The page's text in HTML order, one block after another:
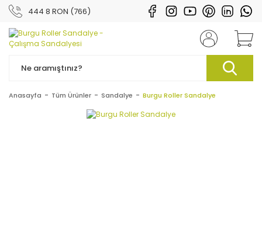
444 8 RON (766)
Anasayfa Tüm Ürünler Sandalye Burgu Roller Sandalye